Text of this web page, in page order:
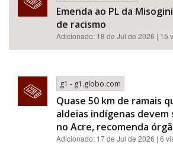
Emenda ao PL da
de racismo​​​​​​​​​​​​​​​​​​​​​​​​​​​​​​​​​​​​​​​​​​
Adicionado: 18 de Jul de 2026 | 15
g1 - g1.globo.com
Quase 50 km de ramais
aldeias indígenas
no Acre, recomenda
Adicionado: 17 de Jul de 2026 | 6